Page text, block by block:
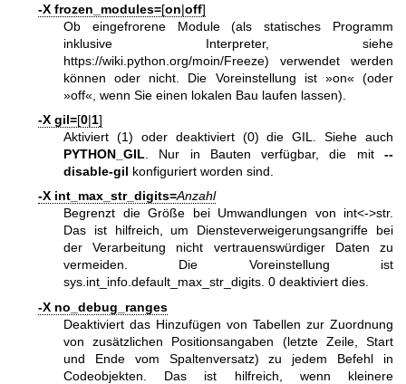
-X frozen_modules=[on|off]
Ob eingefrorene Module (als statisches Programm
inklusive Interpreter, siehe
https://wiki.python.org/moin/Freeze) verwendet werden
können oder nicht. Die Voreinstellung ist »on« (oder
»off«, wenn Sie einen lokalen Bau laufen lassen).
-X gil=[0|1]
Aktiviert (1) oder deaktiviert (0) die GIL. Siehe auch
PYTHON_GIL . Nur in Bauten verfügbar, die mit --
disable-gil konfiguriert worden sind.
-X int_max_str_digits=Anzahl
Begrenzt die Größe bei Umwandlungen von int<->str.
Das ist hilfreich, um Diensteverweigerungsangriffe bei
der Verarbeitung nicht vertrauenswürdiger Daten zu
vermeiden. Die Voreinstellung ist
sys.int_info.default_max_str_digits. 0 deaktiviert dies.
-X no_debug_ranges
Deaktiviert das Hinzufügen von Tabellen zur Zuordnung
von zusätzlichen Positionsangaben (letzte Zeile, Start
und Ende vom Spaltenversatz) zu jedem Befehl in
Codeobjekten. Das ist hilfreich, wenn kleinere